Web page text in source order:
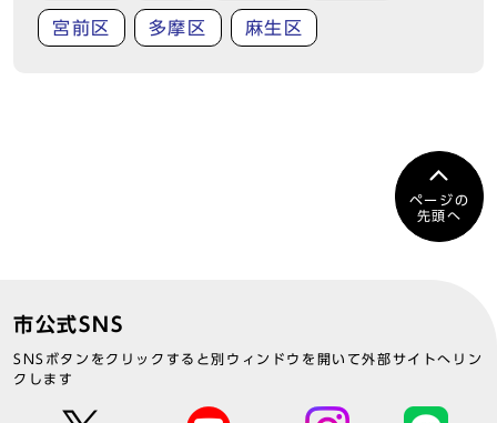
宮前区 多摩区 麻生区
ページの
先頭へ
市公式SNS
SNSボタンをクリックすると別ウィンドウを開いて外部サイトへリン
クします